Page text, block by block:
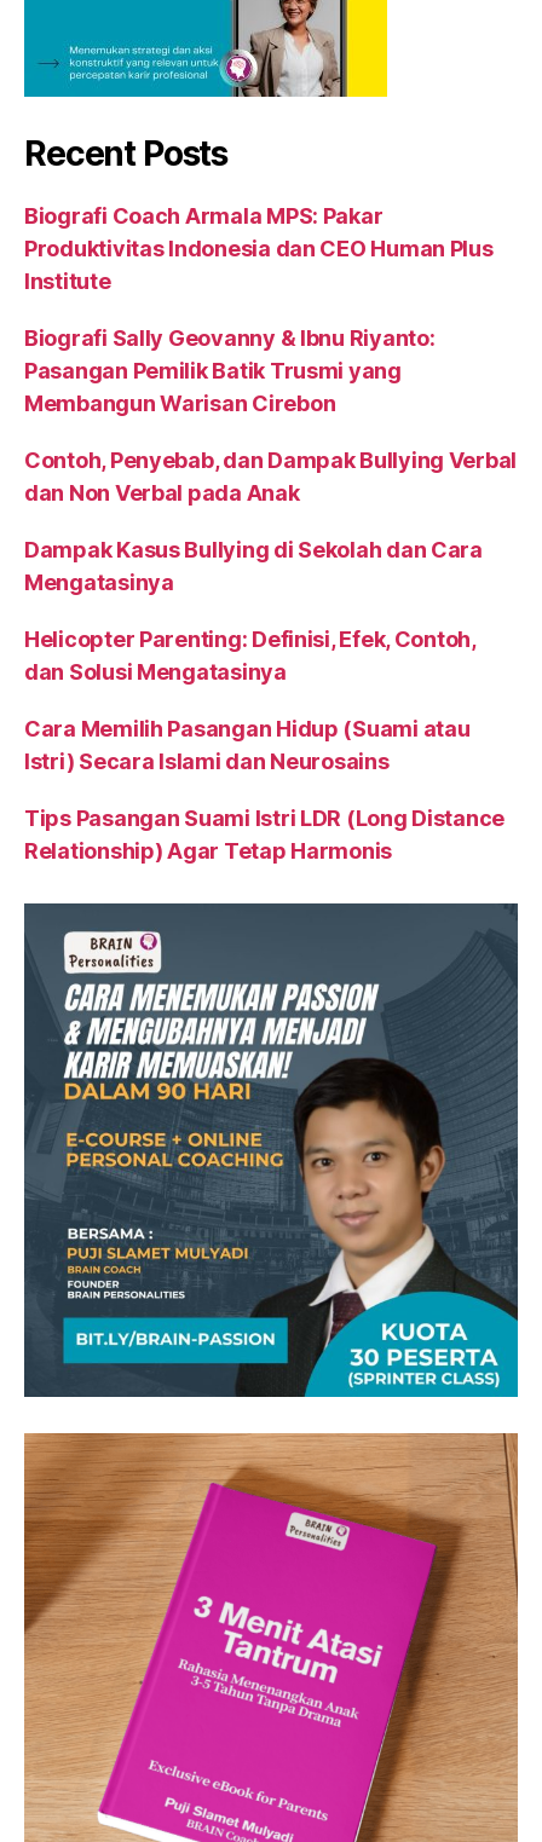
Recent Posts
Biografi Coach Armala MPS: Pakar
Produktivitas Indonesia dan CEO Human Plus
Institute
Biografi Sally Geovanny & Ibnu Riyanto:
Pasangan Pemilik Batik Trusmi yang
Membangun Warisan Cirebon
Contoh, Penyebab, dan Dampak Bullying Verbal
dan Non Verbal pada Anak
Dampak Kasus Bullying di Sekolah dan Cara
Mengatasinya
Helicopter Parenting: Definisi, Efek, Contoh,
dan Solusi Mengatasinya
Cara Memilih Pasangan Hidup (Suami atau
Istri) Secara Islami dan Neurosains
Tips Pasangan Suami Istri LDR (Long Distance
Relationship) Agar Tetap Harmonis